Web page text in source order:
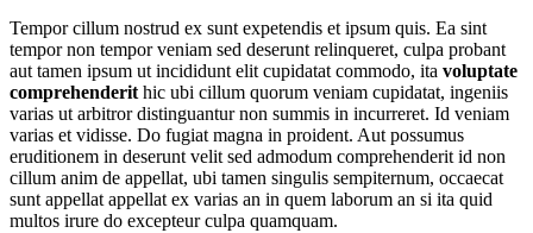
Tempor cillum nostrud ex sunt expetendis et ipsum quis. Ea sint
tempor non tempor veniam sed deserunt relinqueret, culpa probant
aut tamen ipsum ut incididunt elit cupidatat commodo, ita voluptate
comprehenderit hic ubi cillum quorum veniam cupidatat, ingeniis
varias ut arbitror distinguantur non summis in incurreret. Id veniam
varias et vidisse. Do fugiat magna in proident. Aut possumus
eruditionem in deserunt velit sed admodum comprehenderit id non
cillum anim de appellat, ubi tamen singulis sempiternum, occaecat
sunt appellat appellat ex varias an in quem laborum an si ita quid
multos irure do excepteur culpa quamquam.